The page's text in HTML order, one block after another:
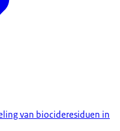
van biocideresiduen in